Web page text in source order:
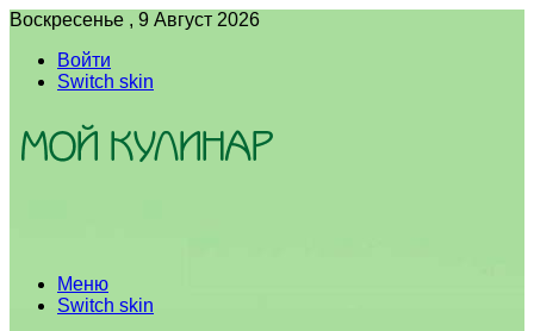
Воскресенье , 9 Август 2026
Войти
Switch skin
Меню
Switch skin